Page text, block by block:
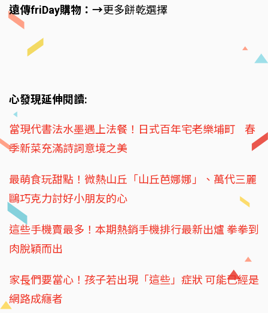
遠傳friDay購物：→更多餅乾選擇
心發現延伸閱讀:
當現代書法水墨遇上法餐！日式百年宅老樂埔町 春
季新菜充滿詩詞意境之美
最萌食玩甜點！微熱山丘「山丘芭娜娜」、萬代三麗
鷗巧克力討好小朋友的心
這些手機賣最多！本期熱銷手機排行最新出爐 拳拳到
肉脫穎而出
家長們要當心！孩子若出現「這些」症狀 可能已經是
網路成癮者